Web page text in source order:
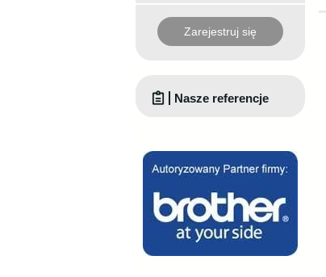
Zarejestruj się
Nasze referencje